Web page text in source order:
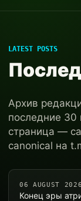
LATEST POSTS
Архив
последние
страница —
canonical на
06 AUGUST 2026
Конец эры